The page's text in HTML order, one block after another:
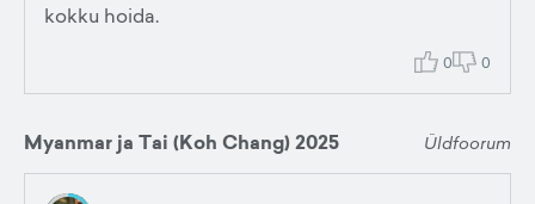
kokku hoida.
0 0
Myanmar ja Tai (Koh Chang) 2025 Üldfoorum